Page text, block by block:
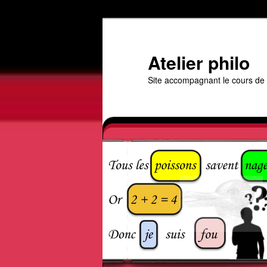
principal
Atelier philo
Site accompagnant le cours